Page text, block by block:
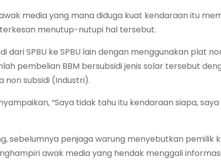
media yang mana diduga kuat kendaraan itu
menutup-nutupi hal tersebut.
dari SPBU ke SPBU lain dengan menggunakan plat
pembelian BBM bersubsidi jenis solar tersebut
non subsidi (Industri).
“Saya tidak tahu itu kendaraan siapa,
sebelumnya penjaga warung menyebutkan pemilik
awak media yang hendak menggali